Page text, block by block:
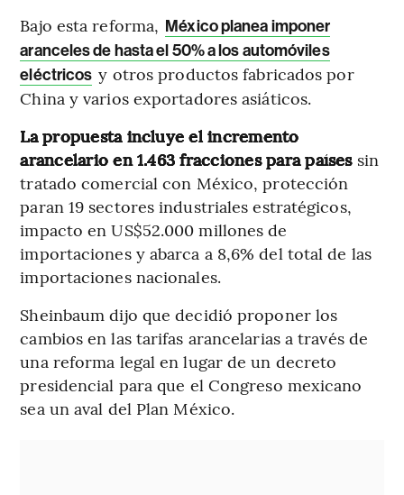
Bajo esta reforma, México planea imponer
aranceles de hasta el 50% a los automóviles
eléctricos y otros productos fabricados por
China y varios exportadores asiáticos.
La propuesta incluye el incremento
arancelario en 1.463 fracciones para paísessin
tratado comercial con México, protección
paran 19 sectores industriales estratégicos,
impacto en US$52.000 millones de
importaciones y abarca a 8,6% del total de las
importaciones nacionales.
Sheinbaum dijo que decidió proponer los
cambios en las tarifas arancelarias a través de
una reforma legal en lugar de un decreto
presidencial para que el Congreso mexicano
sea un aval del Plan México.